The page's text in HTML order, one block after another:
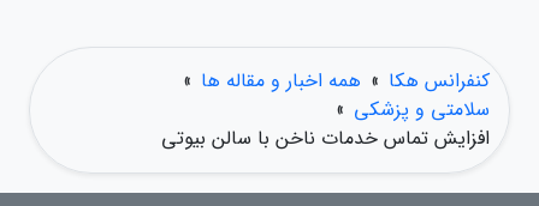
کنفرانس هکا » همه اخبار و مقاله ها »
سلامتی و پزشکی »
افزایش تماس خدمات ناخن با سالن بیوتی